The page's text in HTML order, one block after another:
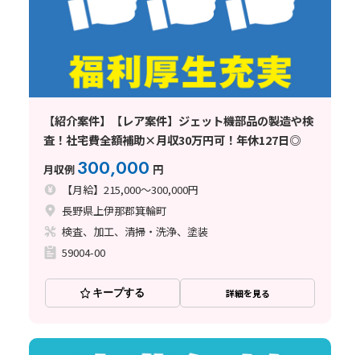
【紹介案件】【レア案件】ジェット機部品の製造や検
査！社宅費全額補助×月収30万円可！年休127日◎
月収例 300,000 円
【月給】215,000～300,000円
長野県上伊那郡箕輪町
検査、加工、清掃・洗浄、塗装
59004-00
キープする 詳細を見る